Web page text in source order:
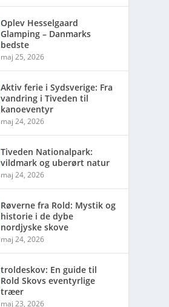
Oplev Hesselgaard
Glamping – Danmarks
bedste
maj 25, 2026
Aktiv ferie i Sydsverige: Fra
vandring i Tiveden til
kanoeventyr
maj 24, 2026
Tiveden Nationalpark:
vildmark og uberørt natur
maj 24, 2026
Røverne fra Rold: Mystik og
historie i de dybe
nordjyske skove
maj 24, 2026
troldeskov: En guide til
Rold Skovs eventyrlige
træer
maj 23, 2026